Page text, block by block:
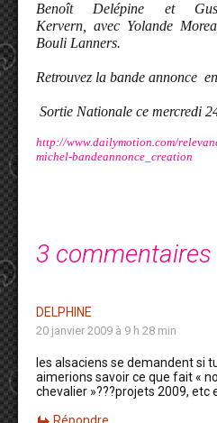
Benoît Delépine et
Kervern, avec Yolande
Bouli Lanners.
Retrouvez la bande annonce
Sortie Nationale ce mercredi
http://www.dailymotion.com/
michel-bandeannonce_creation
3 commentaires
DELPHINE
20 janvier 2009 à 9 h 28 min
les alsaciens se demandent si
aimerions savoir ce que fait «
chevalier »???projets 2009, etc